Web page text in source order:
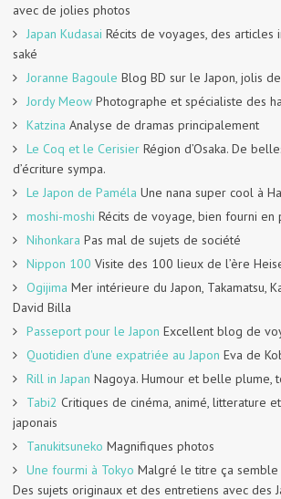
avec de jolies photos
Japan Kudasai Récits de voyages, des articles
saké
Joranne Bagoule Blog BD sur le Japon, jolis
Jordy Meow Photographe et spécialiste des
Katzina Analyse de dramas principalement
Le Coq et le Cerisier Région d’Osaka. De
d’écriture sympa.
Le Japon de Paméla Une nana super cool à
moshi-moshi Récits de voyage, bien fourni en
Nihonkara Pas mal de sujets de société
Nippon 100 Visite des 100 lieux de l’ère
Ogijima Mer intérieure du Japon, Takamatsu,
David Billa
Passeport pour le Japon Excellent blog de
Quotidien d'une expatriée au Japon Eva de
Rill in Japan Nagoya. Humour et belle plume,
Tabi2 Critiques de cinéma, animé, litterature
japonais
Tanukitsuneko Magnifiques photos
Une fourmi à Tokyo Malgré le titre ça semble
Des sujets originaux et des entretiens avec des